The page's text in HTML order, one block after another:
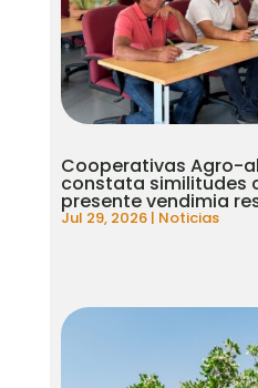
Cooperativas Agro-
constata similitudes
presente vendimia
Jul 29, 2026| Noticias